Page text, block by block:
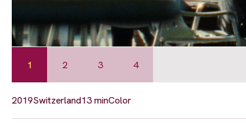
1 2 3 4
2019Switzerland13 minColor